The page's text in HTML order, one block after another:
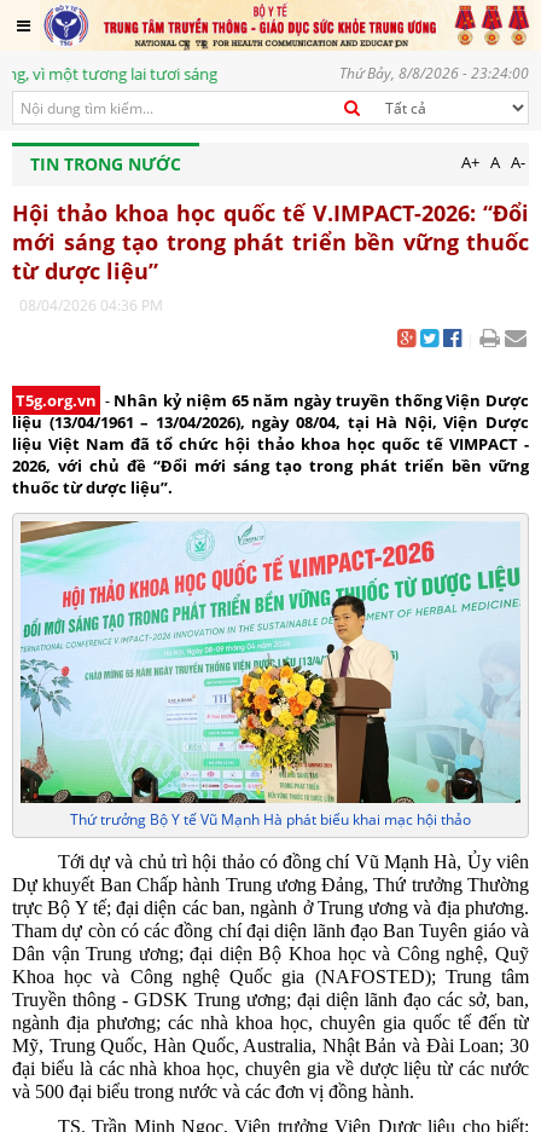
tương lai tươi sáng Thứ Bảy, 8/8/2026 - 23:24:00
TIN TRONG NƯỚC A+ A A-
Hội thảo khoa học quốc tế V.IMPACT-2026: “Đổi
mới sáng tạo trong phát triển bền vững thuốc
từ dược liệu”
08/04/2026 04:36 PM
T5g.org.vn - Nhân kỷ niệm 65 năm ngày truyền thống Viện Dược
liệu (13/04/1961 – 13/04/2026), ngày 08/04, tại Hà Nội, Viện Dược
liệu Việt Nam đã tổ chức hội thảo khoa học quốc tế VIMPACT -
2026, với chủ đề “Đổi mới sáng tạo trong phát triển bền vững
thuốc từ dược liệu”.
Thứ trưởng Bộ Y tế Vũ Mạnh Hà phát biểu khai mạc hội thảo
Tới dự và chủ trì hội thảo có đồng chí Vũ Mạnh Hà, Ủy viên
Dự khuyết Ban Chấp hành Trung ương Đảng, Thứ trưởng Thường
trực Bộ Y tế; đại diện các ban, ngành ở Trung ương và địa phương.
Tham dự còn có các đồng chí đại diện lãnh đạo Ban Tuyên giáo và
Dân vận Trung ương; đại diện Bộ Khoa học và Công nghệ, Quỹ
Khoa học và Công nghệ Quốc gia (NAFOSTED); Trung tâm
Truyền thông - GDSK Trung ương; đại diện lãnh đạo các sở, ban,
ngành địa phương; các nhà khoa học, chuyên gia quốc tế đến từ
Mỹ, Trung Quốc, Hàn Quốc, Australia, Nhật Bản và Đài Loan; 30
đại biểu là các nhà khoa học, chuyên gia về dược liệu từ các nước
và 500 đại biểu trong nước và các đơn vị đồng hành.
TS. Trần Minh Ngọc, Viện trưởng Viện Dược liệu cho biết: